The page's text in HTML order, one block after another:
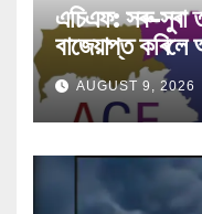
এচিএফ: সৰু-সুৰা
বাজেয়াপ্ত
ক্ষতিগ্ৰস্ত হ’ব
AUGUST 9, 2026